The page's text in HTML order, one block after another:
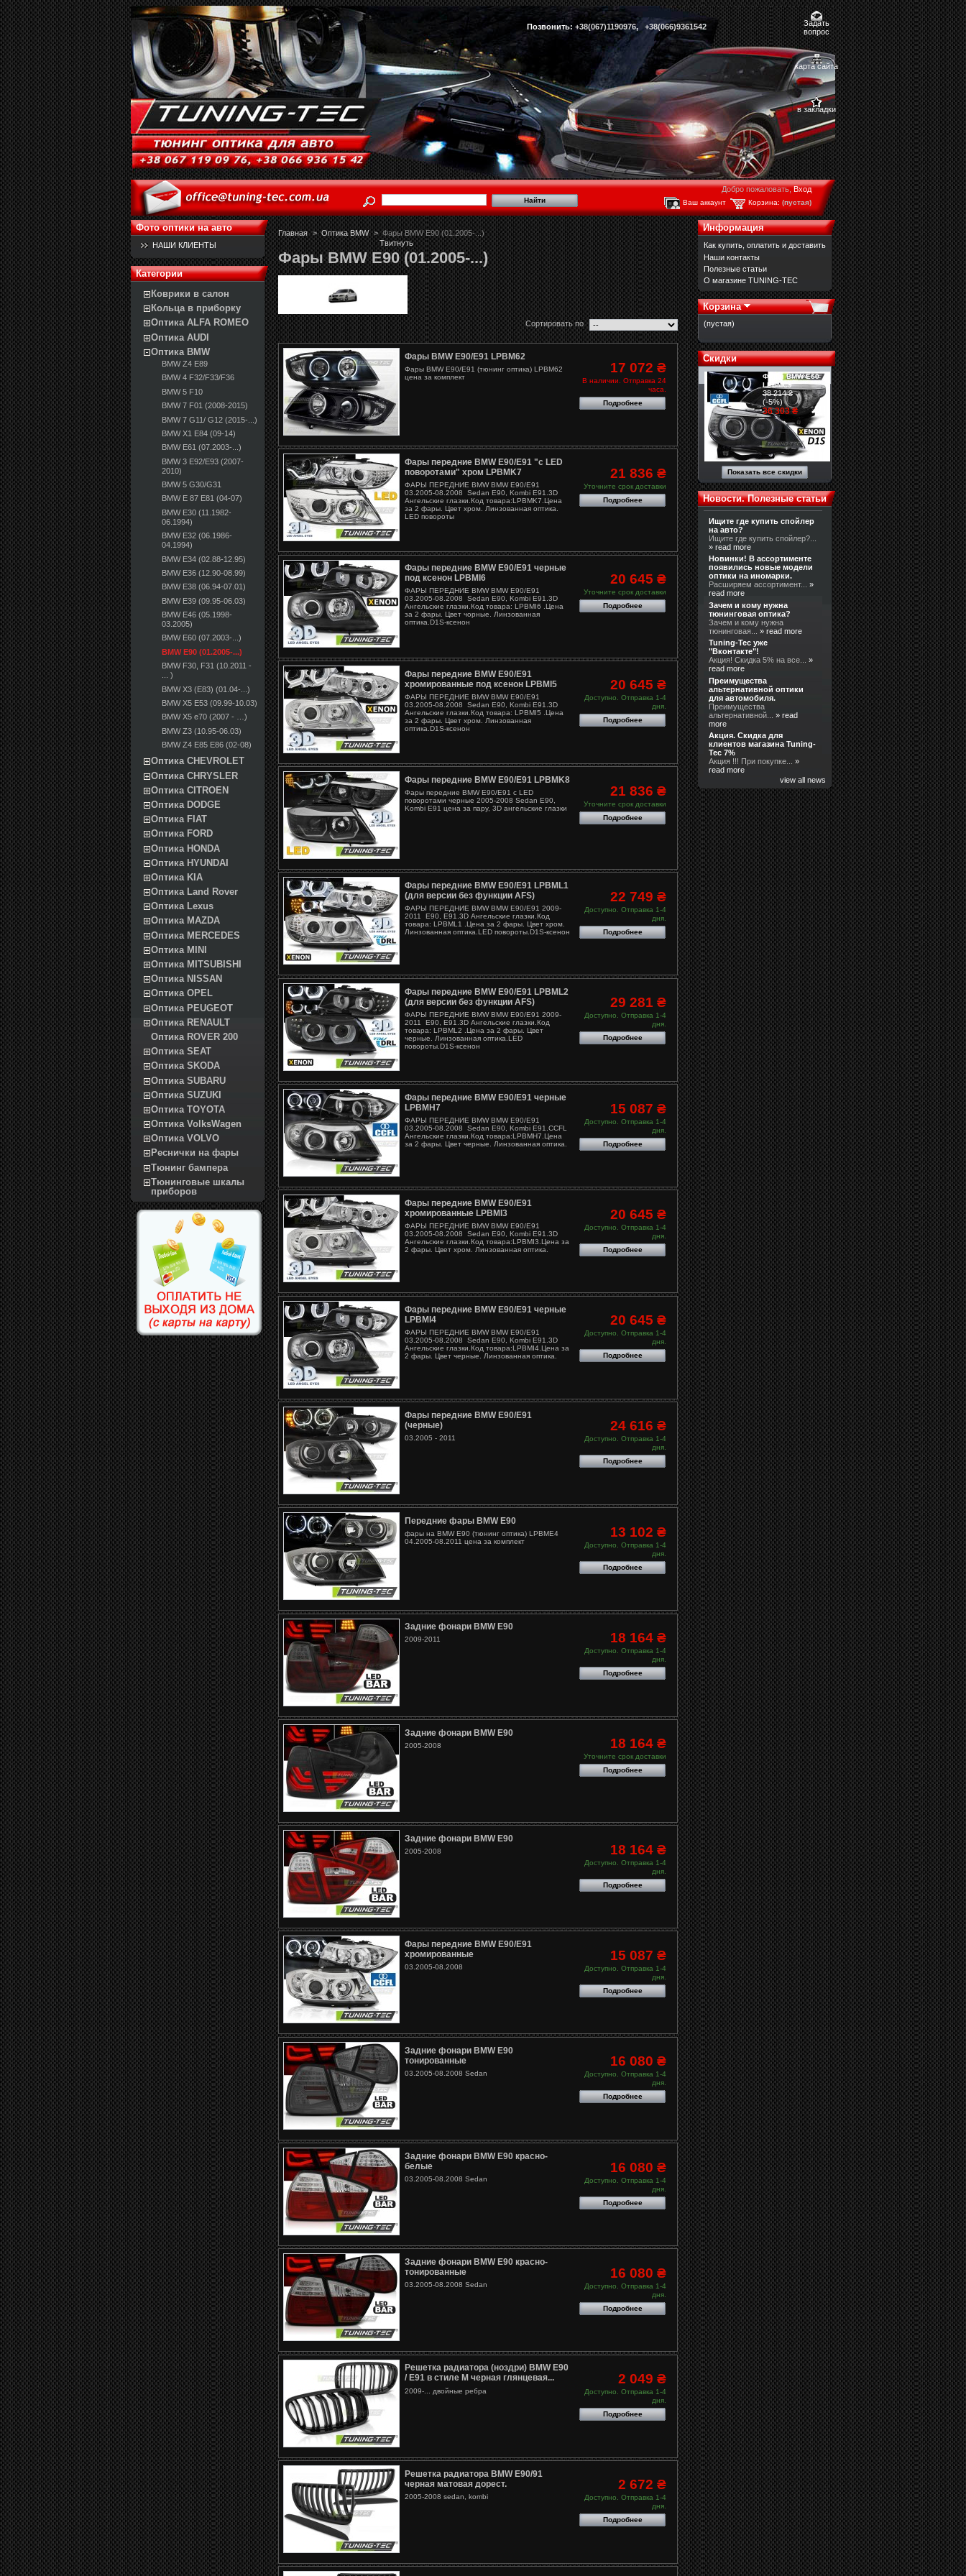
Позвонить: +38(067)1190976, +38(066)9361542
Задать
вопрос
карта сайта
в закладки
Добро пожаловать,Вход
Корзина: (пустая)
Ваш аккаунт
Фото оптики на авто
НАШИ КЛИЕНТЫ
Категории
Коврики в салон
Кольца в приборку
Оптика ALFA ROMEO
Оптика AUDI
Оптика BMW
BMW Z4 E89
BMW 4 F32/F33/F36
BMW 5 F10
BMW 7 F01 (2008-2015)
BMW 7 G11/ G12 (2015-...)
BMW X1 E84 (09-14)
BMW E61 (07.2003-...)
BMW 3 E92/E93 (2007-
2010)
BMW 5 G30/G31
BMW E 87 E81 (04-07)
BMW E30 (11.1982-
06.1994)
BMW E32 (06.1986-
04.1994)
BMW E34 (02.88-12.95)
BMW E36 (12.90-08.99)
BMW E38 (06.94-07.01)
BMW E39 (09.95-06.03)
BMW E46 (05.1998-
03.2005)
BMW E60 (07.2003-...)
BMW E90 (01.2005-...)
BMW F30, F31 (10.2011 -
... )
BMW X3 (E83) (01.04-...)
BMW X5 E53 (09.99-10.03)
BMW X5 e70 (2007 - …)
BMW Z3 (10.95-06.03)
BMW Z4 E85 E86 (02-08)
Оптика CHEVROLET
Оптика CHRYSLER
Оптика CITROEN
Оптика DODGE
Оптика FIAT
Оптика FORD
Оптика HONDA
Оптика HYUNDAI
Оптика KIA
Оптика Land Rover
Оптика Lexus
Оптика MAZDA
Оптика MERCEDES
Оптика MINI
Оптика MITSUBISHI
Оптика NISSAN
Оптика OPEL
Оптика PEUGEOT
Оптика RENAULT
Оптика ROVER 200
Оптика SEAT
Оптика SKODA
Оптика SUBARU
Оптика SUZUKI
Оптика TOYOTA
Оптика VolksWagen
Оптика VOLVO
Реснички на фары
Тюнинг бампера
Тюнинговые шкалы
приборов
Главная > Оптика BMW > Фары BMW E90 (01.2005-...)
Твитнуть
Фары BMW E90 (01.2005-...)
Сортировать по
Фары BMW E90/E91 LPBM62
Фары BMW E90/E91 (тюнинг оптика) LPBM62
цена за комплект
17 072 ₴
В наличии. Отправка 24
часа.
Подробнее
Фары передние BMW E90/E91 "с LED
поворотами" хром LPBMK7
ФАРЫ ПЕРЕДНИЕ BMW BMW E90/E91
03.2005-08.2008 Sedan E90, Kombi E91.3D
Ангельские глазки.Код товара:LPBMK7.Цена
за 2 фары. Цвет хром. Линзованная оптика.
LED повороты
21 836 ₴
Уточните срок доставки
Подробнее
Фары передние BMW E90/E91 черные
под ксенон LPBMI6
ФАРЫ ПЕРЕДНИЕ BMW BMW E90/E91
03.2005-08.2008 Sedan E90, Kombi E91.3D
Ангельские глазки.Код товара: LPBMI6 .Цена
за 2 фары. Цвет чорные. Линзованная
оптика.D1S-ксенон
20 645 ₴
Уточните срок доставки
Подробнее
Фары передние BMW E90/E91
хромированные под ксенон LPBMI5
ФАРЫ ПЕРЕДНИЕ BMW BMW E90/E91
03.2005-08.2008 Sedan E90, Kombi E91.3D
Ангельские глазки.Код товара: LPBMI5 .Цена
за 2 фары. Цвет хром. Линзованная
оптика.D1S-ксенон
20 645 ₴
Доступно. Отправка 1-4
дня.
Подробнее
Фары передние BMW E90/E91 LPBMK8
Фары передние BMW E90/E91 с LED
поворотами черные 2005-2008 Sedan E90,
Kombi E91 цена за пару, 3D ангельские глазки
21 836 ₴
Уточните срок доставки
Подробнее
Фары передние BMW E90/E91 LPBML1
(для версии без функции AFS)
ФАРЫ ПЕРЕДНИЕ BMW BMW E90/E91 2009-
2011 E90, E91.3D Ангельские глазки.Код
товара: LPBML1 .Цена за 2 фары. Цвет хром.
Линзованная оптика.LED повороты.D1S-ксенон
22 749 ₴
Доступно. Отправка 1-4
дня.
Подробнее
Фары передние BMW E90/E91 LPBML2
(для версии без функции AFS)
ФАРЫ ПЕРЕДНИЕ BMW BMW E90/E91 2009-
2011 E90, E91.3D Ангельские глазки.Код
товара: LPBML2 .Цена за 2 фары. Цвет
черные. Линзованная оптика.LED
повороты.D1S-ксенон
29 281 ₴
Доступно. Отправка 1-4
дня.
Подробнее
Фары передние BMW E90/E91 черные
LPBMH7
ФАРЫ ПЕРЕДНИЕ BMW BMW E90/E91
03.2005-08.2008 Sedan E90, Kombi E91.CCFL
Ангельские глазки.Код товара:LPBMH7.Цена
за 2 фары. Цвет черные. Линзованная оптика.
15 087 ₴
Доступно. Отправка 1-4
дня.
Подробнее
Фары передние BMW E90/E91
хромированные LPBMI3
ФАРЫ ПЕРЕДНИЕ BMW BMW E90/E91
03.2005-08.2008 Sedan E90, Kombi E91.3D
Ангельские глазки.Код товара:LPBMI3.Цена за
2 фары. Цвет хром. Линзованная оптика.
20 645 ₴
Доступно. Отправка 1-4
дня.
Подробнее
Фары передние BMW E90/E91 черные
LPBMI4
ФАРЫ ПЕРЕДНИЕ BMW BMW E90/E91
03.2005-08.2008 Sedan E90, Kombi E91.3D
Ангельские глазки.Код товара:LPBMI4.Цена за
2 фары. Цвет черные. Линзованная оптика.
20 645 ₴
Доступно. Отправка 1-4
дня.
Подробнее
Фары передние BMW E90/E91
(черные)
03.2005 - 2011
24 616 ₴
Доступно. Отправка 1-4
дня.
Подробнее
Передние фары BMW E90
фары на BMW E90 (тюнинг оптика) LPBME4
04.2005-08.2011 цена за комплект
13 102 ₴
Доступно. Отправка 1-4
дня.
Подробнее
Задние фонари BMW E90
2009-2011 18 164 ₴
Доступно. Отправка 1-4
дня.
Подробнее
Задние фонари BMW E90
2005-2008 18 164 ₴
Уточните срок доставки
Подробнее
Задние фонари BMW E90
2005-2008 18 164 ₴
Доступно. Отправка 1-4
дня.
Подробнее
Фары передние BMW E90/E91
хромированные
03.2005-08.2008
15 087 ₴
Доступно. Отправка 1-4
дня.
Подробнее
Задние фонари BMW E90
тонированные
03.2005-08.2008 Sedan
16 080 ₴
Доступно. Отправка 1-4
дня.
Подробнее
Задние фонари BMW E90 красно-
белые
03.2005-08.2008 Sedan
16 080 ₴
Доступно. Отправка 1-4
дня.
Подробнее
Задние фонари BMW E90 красно-
тонированные
03.2005-08.2008 Sedan
16 080 ₴
Доступно. Отправка 1-4
дня.
Подробнее
Решетка радиатора (ноздри) BMW E90
/ E91 в стиле M черная глянцевая...
2009-... двойные ребра
2 049 ₴
Доступно. Отправка 1-4
дня.
Подробнее
Решетка радиатора BMW E90/91
черная матовая дорест.
2005-2008 sedan, kombi
2 672 ₴
Доступно. Отправка 1-4
дня.
Подробнее
Информация
Как купить, оплатить и доставить
Наши контакты
Полезные статьи
О магазине TUNING-TEC
Корзина
(пустая)
Скидки
Фары BMW E60
LPBMC9
38 214 ₴
(-5%)
36 303 ₴
Показать все скидки
Новости. Полезные статьи
Ищите где купить спойлер
на авто?
Ищите где купить спойлер?...
» read more
Новинки! В ассортименте
появились новые модели
оптики на иномарки.
Расширяем ассортимент...»
read more
Зачем и кому нужна
тюнинговая оптика?
Зачем и кому нужна
тюнинговая...» read more
Tuning-Tec уже
"Вконтакте"!
Акция! Скидка 5% на все...»
read more
Преимущества
альтернативной оптики
для автомобиля.
Преимущества
альтернативной...» read
more
Акция. Скидка для
клиентов магазина Tuning-
Tec 7%
Акция !!! При покупке...»
read more
view all news